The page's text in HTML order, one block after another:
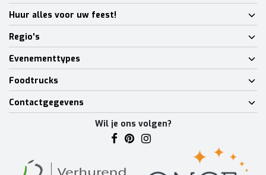
Huur alles voor uw feest!
Regio's
Evenementtypes
Foodtrucks
Contactgegevens
Wil je ons volgen?